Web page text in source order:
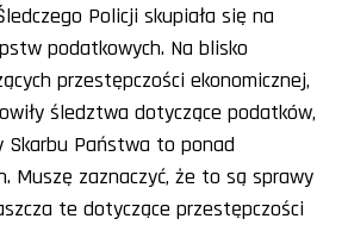
Policji skupiała się na
podatkowych. Na blisko
przestępczości ekonomicznej,
śledztwa dotyczące podatków,
Państwa to ponad
Muszę zaznaczyć, że to są sprawy
te dotyczące przestępczości